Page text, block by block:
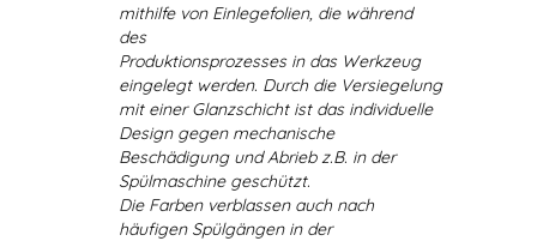
mithilfe von Einlegefolien, die während
des
Produktionsprozesses in das Werkzeug
eingelegt werden. Durch die Versiegelung
mit einer Glanzschicht ist das individuelle
Design gegen mechanische
Beschädigung und Abrieb z.B. in der
Spülmaschine geschützt.
Die Farben verblassen auch nach
häufigen Spülgängen in der